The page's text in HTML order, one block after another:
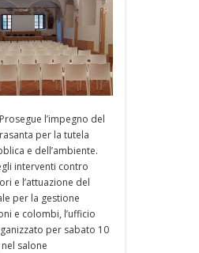
Prosegue l’impegno del
per la tutela
e dell’ambiente.
interventi contro
e l’attuazione del
per la gestione
e colombi, l’ufficio
per sabato 10
salone